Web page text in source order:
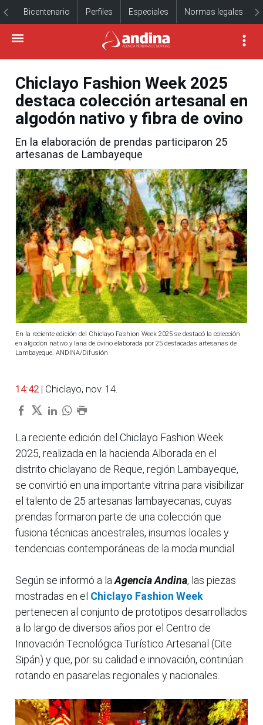
Bicentenario Perfiles Especiales Normas legales
Chiclayo Fashion Week 2025
destaca colección artesanal en
algodón nativo y fibra de ovino
En la elaboración de prendas participaron 25
artesanas de Lambayeque
En la reciente edición del Chiclayo Fashion Week 2025 se destacó la colección
en algodón nativo y lana de ovino elaborada por 25 destacadas artesanas de
Lambayeque. ANDINA/Difusión
14:42 | Chiclayo, nov. 14.
La reciente edición del Chiclayo Fashion Week
2025, realizada en la hacienda Alborada en el
distrito chiclayano de Reque, región Lambayeque,
se convirtió en una importante vitrina para visibilizar
el talento de 25 artesanas lambayecanas, cuyas
prendas formaron parte de una colección que
fusiona técnicas ancestrales, insumos locales y
tendencias contemporáneas de la moda mundial.
Según se informó a laAgencia Andina, las piezas
mostradas en el Chiclayo Fashion Week
pertenecen al conjunto de prototipos desarrollados
a lo largo de diversos años por el Centro de
Innovación Tecnológica Turístico Artesanal (Cite
Sipán) y que, por su calidad e innovación, continúan
rotando en pasarelas regionales y nacionales.